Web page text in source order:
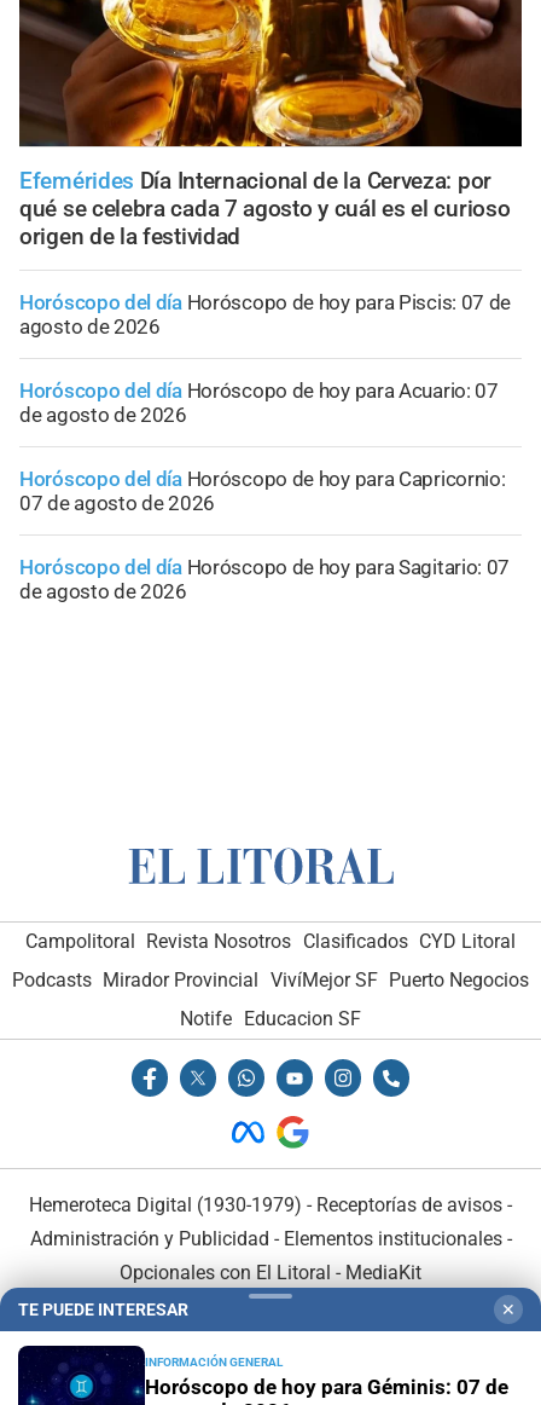
Efemérides Día Internacional de la Cerveza: por
qué se celebra cada 7 agosto y cuál es el curioso
origen de la festividad
Horóscopo del día Horóscopo de hoy para Piscis: 07 de
agosto de 2026
Horóscopo del día Horóscopo de hoy para Acuario: 07
de agosto de 2026
Horóscopo del día Horóscopo de hoy para Capricornio:
07 de agosto de 2026
Horóscopo del día Horóscopo de hoy para Sagitario: 07
de agosto de 2026
Campolitoral Revista Nosotros Clasificados CYD Litoral
Podcasts Mirador Provincial VivíMejor SF Puerto Negocios
Notife
Educacion SF
Hemeroteca Digital (1930-1979) - Receptorías de avisos -
Administración y Publicidad - Elementos institucionales-
Opcionales con El Litoral - MediaKit
TE PUEDE INTERESAR ✕
INFORMACIÓN GENERAL
Horóscopo de hoy para Géminis: 07 de